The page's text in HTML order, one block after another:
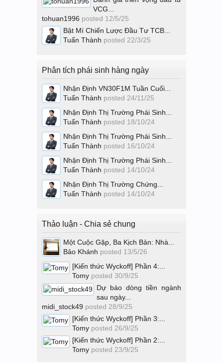
VCG...
tohuan1996 posted 12/5/25
Bật Mí Chiến Lược Đầu Tư TCB...
Tuấn Thành posted 22/3/25
Phân tích phái sinh hàng ngày
Nhận Định VN30F1M Tuần Cuối...
Tuấn Thành posted 24/11/25
Nhận Định Thị Trường Phái Sinh...
Tuấn Thành posted 18/10/24
Nhận Định Thị Trường Phái Sinh...
Tuấn Thành posted 16/10/24
Nhận Định Thị Trường Phái Sinh...
Tuấn Thành posted 14/10/24
Nhận Định Thị Trường Chứng...
Tuấn Thành posted 14/10/24
Thảo luận - Chia sẻ chung
Một Cuộc Gặp, Ba Kịch Bản: Nhà...
Bảo Khánh posted 13/5/26
[Kiến thức Wyckoff] Phần 4:...
Tomy posted 30/9/25
Dự báo dòng tiền ngành
sau ngày...
midi_stock49 posted 28/9/25
[Kiến thức Wyckoff] Phần 3:...
Tomy posted 26/9/25
[Kiến thức Wyckoff] Phần 2:...
Tomy posted 23/9/25